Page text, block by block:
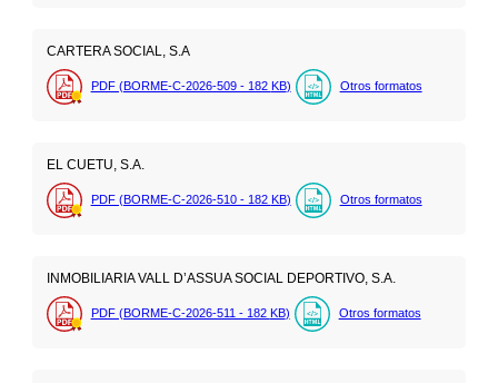
CARTERA SOCIAL, S.A
PDF (BORME-C-2026-509 - 182 KB) Otros formatos
EL CUETU, S.A.
PDF (BORME-C-2026-510 - 182 KB) Otros formatos
INMOBILIARIA VALL D’ASSUA SOCIAL DEPORTIVO, S.A.
PDF (BORME-C-2026-511 - 182 KB) Otros formatos